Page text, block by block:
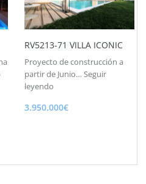
RV5213-71 VILLA ICONIC
Proyecto de construcción a
partir de Junio… Seguir
leyendo
3.950.000€